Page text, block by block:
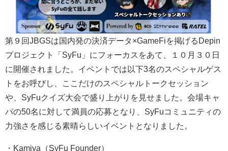
第９回JBGSは国内発の決済データ×GameFiを掲げるDepin
プロジェクト「SyFu」にフォーカスをあて、１０月３０日
に開催されました。イベントでは以下3名のスペシャルゲス
トをお呼びし、ここだけのスペシャルトークセッション
や、SyFuクイズ大会で盛り上がりを見せました。会場キャ
パの50名に対して満員の応募となり、SyFuコミュニティの
力強さを感じる素晴らしいイベントとなりました。
・Kamiya（SyFu Founder）